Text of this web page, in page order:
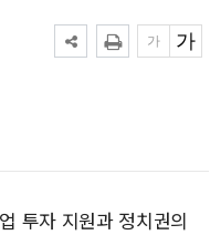
투자 지원과 정치권의